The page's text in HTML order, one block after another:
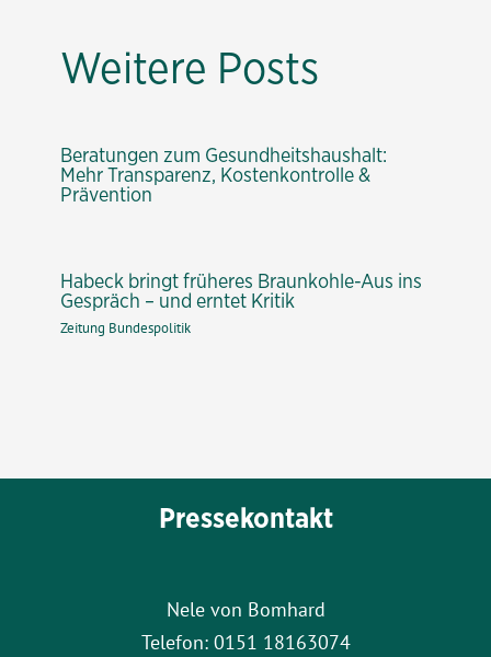
Weitere Posts
Beratungen zum Gesundheitshaushalt:
Mehr Transparenz, Kostenkontrolle &
Prävention
Habeck bringt früheres Braunkohle-Aus ins
Gespräch – und erntet Kritik
Zeitung Bundespolitik
Pressekontakt
Nele von Bomhard
Telefon: 0151 18163074